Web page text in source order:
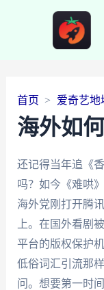
首页 爱奇艺地
海外如
还记得当年追《
吗？如今《难哄
海外党刚打开腾
上。在国外看剧
平台的版权保护
低俗词汇引流那
问。想要第一时